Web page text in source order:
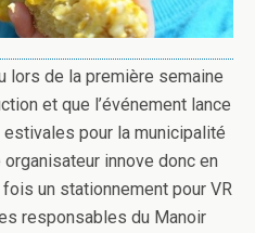
lors de la première semaine
et que l’événement lance
pour la municipalité
innove donc en
un stationnement pour VR
responsables du Manoir